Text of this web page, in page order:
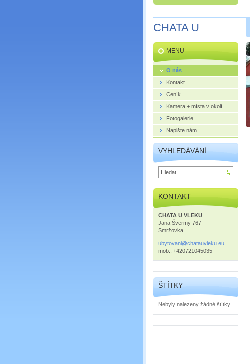
CHATA U
VLEKU
MENU
O nás
Kontakt
Ceník
Kamera + místa v okolí
Fotogalerie
Napište nám
VYHLEDÁVÁNÍ
KONTAKT
CHATA U VLEKU
Jana Švermy 767
Smržovka
ubytovani@chatauvleku.eu
mob.: +420721045035
ŠTÍTKY
Nebyly nalezeny žádné štítky.